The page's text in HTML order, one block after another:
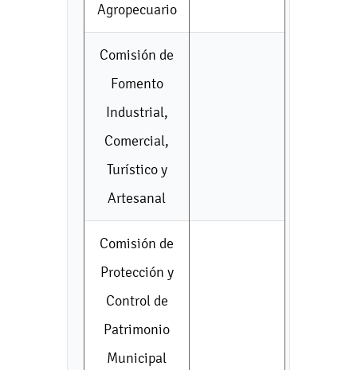
Agropecuario
Comisión de
Fomento
Industrial,
Comercial,
Turístico y
Artesanal
Comisión de
Protección y
Control de
Patrimonio
Municipal